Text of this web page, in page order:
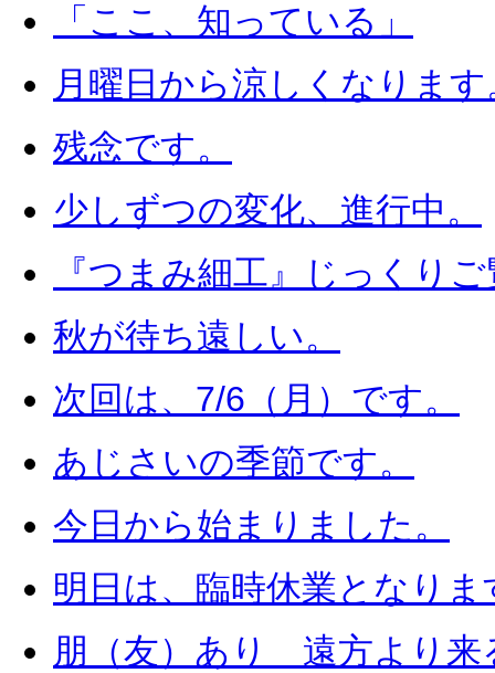
「ここ、知っている」
月曜日から涼しくなります
残念です。
少しずつの変化、進行中。
『つまみ細工』じっくり
秋が待ち遠しい。
次回は、7/6（月）です。
あじさいの季節です。
今日から始まりました。
明日は、臨時休業となりま
朋（友）あり 遠方より来